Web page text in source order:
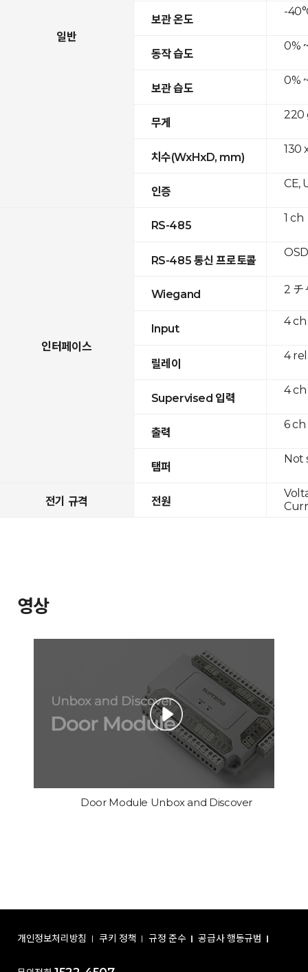
일반
보관 온도
동작 습도
보관 습도
무게
치수(WxHxD, mm)
인증
인터페이스
RS-485
RS-485 통신 프로토콜
Wiegand
Input
릴레이
Supervised 입력
출력
탬퍼
전기 규격 전원
-
0%
0%
220
130
CE,
1 ch
2 チ
4 ch
4
4 ch
6 ch
Not
영상
Door Module Unbox and Discover
개인정보처리방침 쿠키 정책 규정 준수 공급사 행동규범